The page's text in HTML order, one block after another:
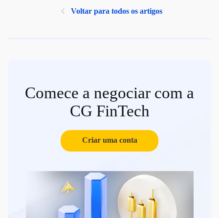
Voltar para todos os artigos
Comece a negociar com a
CG FinTech
Criar uma conta